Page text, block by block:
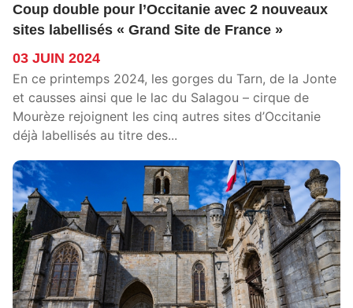
Coup double pour l’Occitanie avec 2 nouveaux
sites labellisés « Grand Site de France »
03 JUIN 2024
En ce printemps 2024, les gorges du Tarn, de la Jonte
et causses ainsi que le lac du Salagou – cirque de
Mourèze rejoignent les cinq autres sites d’Occitanie
déjà labellisés au titre des...